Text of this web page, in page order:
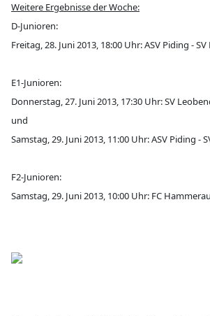
Weitere Ergebnisse der Woche:
D-Junioren:
Freitag, 28. Juni 2013, 18:00 Uhr: ASV Piding - SV
E1-Junioren:
Donnerstag, 27. Juni 2013, 17:30 Uhr: SV
und
Samstag, 29. Juni 2013, 11:00 Uhr: ASV Piding -
F2-Junioren:
Samstag, 29. Juni 2013, 10:00 Uhr: FC